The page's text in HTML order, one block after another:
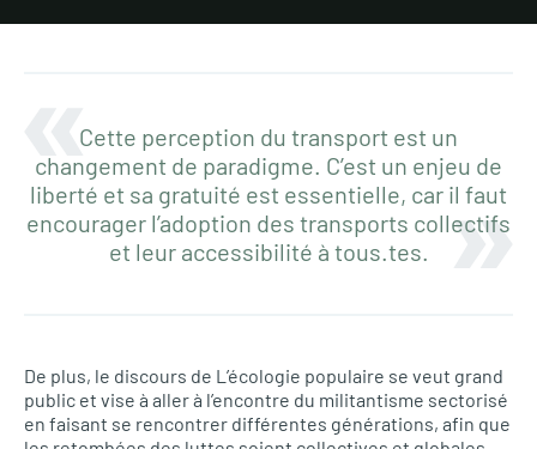
Cette perception du transport est un
changement de paradigme. C’est un enjeu de
liberté et sa gratuité est essentielle, car il faut
encourager l’adoption des transports collectifs
et leur accessibilité à tous.tes.
De plus, le discours de L’écologie populaire se veut grand
public et vise à aller à l’encontre du militantisme sectorisé
en faisant se rencontrer différentes générations, afin que